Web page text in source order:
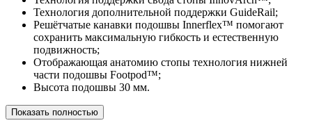
Технология дополнительной поддержки GuideRail;
Решётчатые канавки подошвы Innerflex™ помогают
сохранить максимальную гибкость и естественную
подвижность;
Отображающая анатомию стопы технология нижней
части подошвы Footpod™;
Высота подошвы 30 мм.
Показать полностью